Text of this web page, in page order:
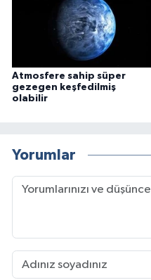
Atmosfere sahip süper
gezegen keşfedilmiş
olabilir
Yorumlar